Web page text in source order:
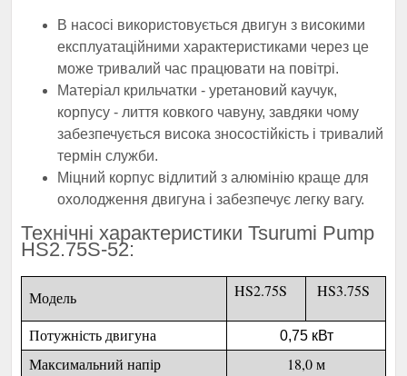
В насосі використовується двигун з високими
експлуатаційними характеристиками через це
може тривалий час працювати на повітрі.
Матеріал крильчатки - уретановий каучук,
корпусу - лиття ковкого чавуну, завдяки чому
забезпечується висока зносостійкість і тривалий
термін служби.
Міцний корпус відлитий з алюмінію краще для
охолодження двигуна і забезпечує легку вагу.
Технічні характеристики Tsurumi Pump
HS2.75S-52:
Модель HS2.75S HS3.75S
Потужність двигуна 0,75 кВт
Максимальний напір
18,0 м